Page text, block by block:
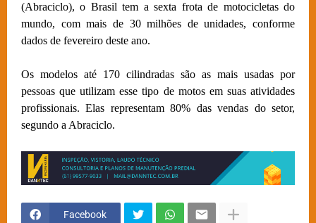
(Abraciclo), o Brasil tem a sexta frota de motocicletas do
mundo, com mais de 30 milhões de unidades, conforme
dados de fevereiro deste ano.
Os modelos até 170 cilindradas são as mais usadas por
pessoas que utilizam esse tipo de motos em suas atividades
profissionais. Elas representam 80% das vendas do setor,
segundo a Abraciclo.
Facebook